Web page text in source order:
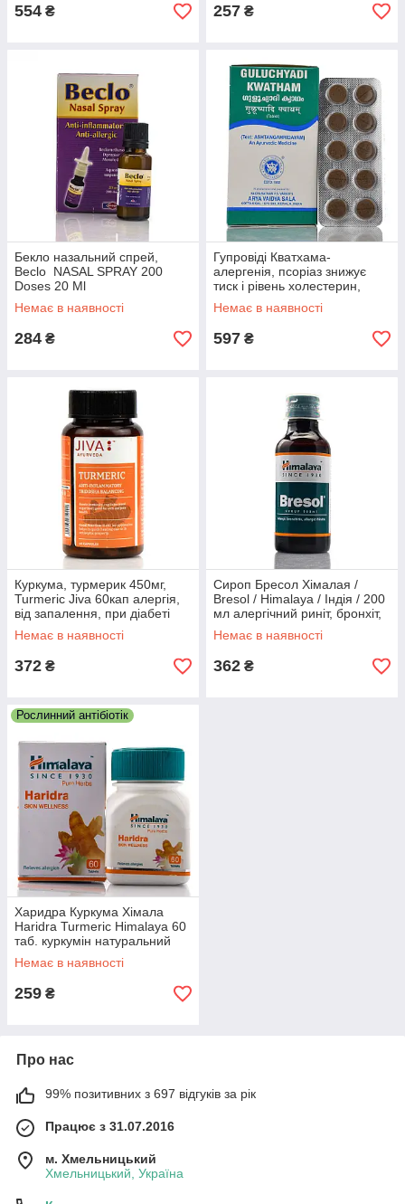
554 ₴ 257 ₴
Бекло назальний спрей,
Beclo NASAL SPRAY 200
Doses 20 Ml
Немає в наявності
284 ₴
Гупровіді Кватхама-
алергенія, псоріаз знижує
тиск і рівень холестерин,
Guluchyadi kwatham, 100 таб
Немає в наявності
597 ₴
Куркума, турмерик 450мг,
Turmeric Jiva 60кап алергія,
від запалення, при діабеті
Немає в наявності
372 ₴
Сироп Бресол Хімалая /
Bresol / Himalaya / Індія / 200
мл алергічний риніт, бронхіт,
дерматит
Немає в наявності
362 ₴
Рослинний антібіотік
Харидра Куркума Хімала
Haridra Turmeric Himalaya 60
таб. куркумін натуральний
антибіотик від алергії
Немає в наявності
259 ₴
Про нас
99% позитивних з 697 відгуків за рік
Працює з 31.07.2016
м. Хмельницький
Хмельницький, Україна